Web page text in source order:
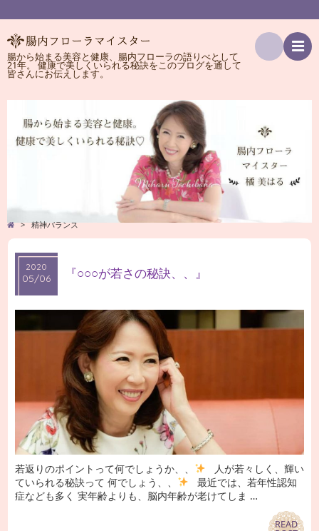
腸から始まる美容と健康、腸内フローラの語りべとして
21年。 健康で美しくいられる秘訣をこのブログを通して
皆さんにお伝えします。
索
> 精神バランス
2020
05/06
2020
05/06 『○○○が若さの秘訣、、』
若返りのポイントって何でしょうか、、
人が若々しく、輝い
ていられる秘訣って 何でしょう、、
最近では、若年性認知
症なども多く 実年齢よりも、脳内年齢が老けてしま …
READ
READ